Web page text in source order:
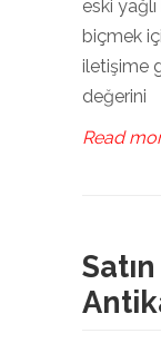
eski
biçmek
iletişime
değerini
Read